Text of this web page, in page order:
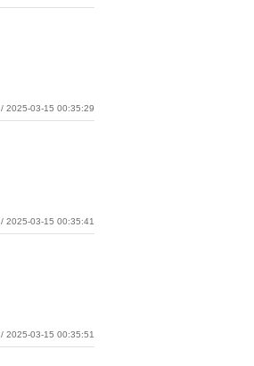
/ 2025-03-15 00:35:29
/ 2025-03-15 00:35:41
/ 2025-03-15 00:35:51